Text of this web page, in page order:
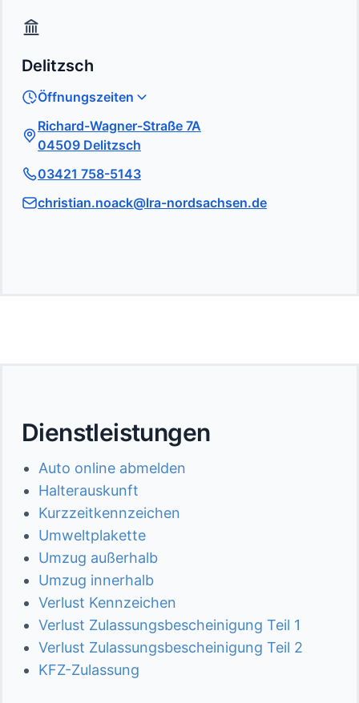
Delitzsch
Öffnungszeiten
Richard-Wagner-Straße 7A
04509 Delitzsch
03421 758-5143
christian.noack@lra-nordsachsen.de
Dienstleistungen
Auto online abmelden
Halterauskunft
Kurzzeitkennzeichen
Umweltplakette
Umzug außerhalb
Umzug innerhalb
Verlust Kennzeichen
Verlust Zulassungsbescheinigung Teil 1
Verlust Zulassungsbescheinigung Teil 2
KFZ-Zulassung